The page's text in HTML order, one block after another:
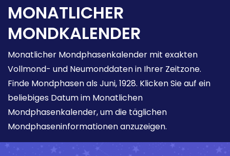
MONATLICHER
MONDKALENDER
Monatlicher Mondphasenkalender mit exakten
Vollmond- und Neumonddaten in Ihrer Zeitzone.
Finde Mondphasen als Juni, 1928. Klicken Sie auf ein
beliebiges Datum im Monatlichen
Mondphasenkalender, um die täglichen
Mondphaseninformationen anzuzeigen.